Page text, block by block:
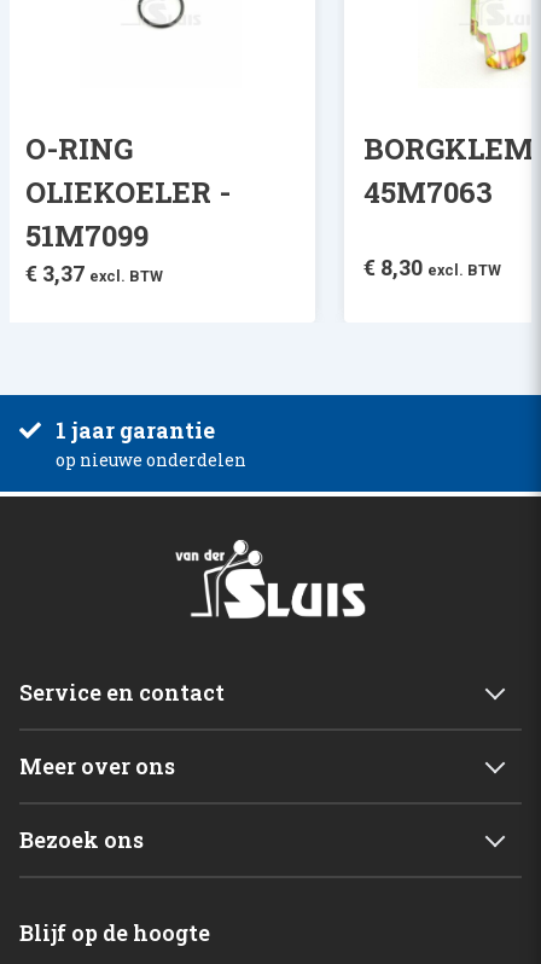
O-RING
OLIEKOELER -
51M7099
€ 3,37 excl. BTW
45M7063
€ 8,30 excl. BTW
1 jaar garantie
op nieuwe onderdelen
Service en contact
Meer over ons
Shop
Bezoek ons
C. de Vriesweg 3 - 5
Blijf op de hoogte